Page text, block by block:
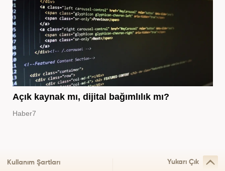
Açık kaynak mı, dijital bağımlılık mı?
Haber7
Kullanım Şartları Yukarı Çık